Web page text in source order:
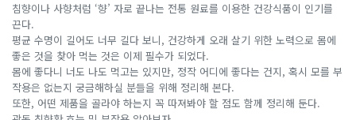
침향이나 사향처럼 ‘향’ 자로 끝나는 전통 원료를 이용한 건강식품이 인기를
끈다.
평균 수명이 길어도 너무 길다 보니, 건강하게 오래 살기 위한 노력으로 몸에
좋은 것을 찾아 먹는 것은 이제 필수가 되었다.
몸에 좋다니 너도 나도 먹고는 있지만, 정작 어디에 좋다는 건지, 혹시 모를 부
작용은 없는지 궁금해하실 분들을 위해 정리해 본다.
또한, 어떤 제품을 골라야 하는지 꼭 따져봐야 할 점도 함께 정리해 둔다.